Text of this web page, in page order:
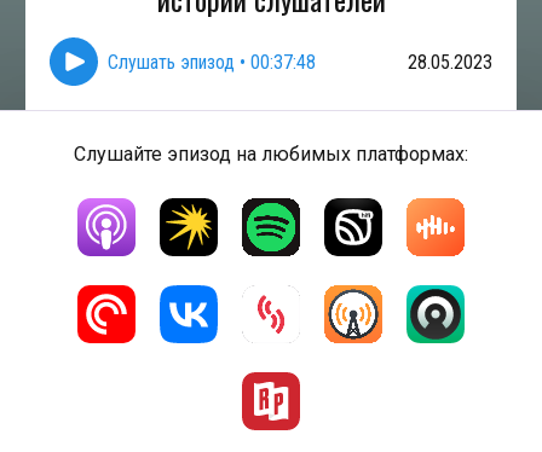
Слушать эпизод • 00:37:48 28.05.2023
Слушайте эпизод на любимых платформах: